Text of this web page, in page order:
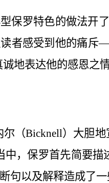
保罗特色的做法开
者感受到他的痛
地表达他的感恩之
尔（Bicknell）大胆
中，保罗首先简要描
句以及解释造成了一